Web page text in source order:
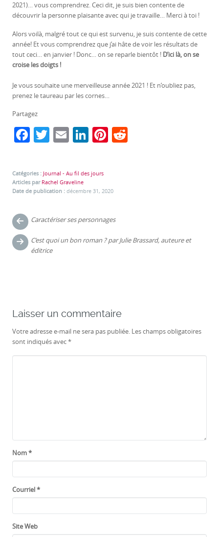
2021)… vous comprendrez. Ceci dit, je suis bien contente de
découvrir la personne plaisante avec qui je travaille… Merci à toi !
Alors voilà, malgré tout ce qui est survenu, je suis contente de cette
année! Et vous comprendrez que j’ai hâte de voir les résultats de
tout ceci… en janvier ! Donc… on se reparle bientôt ! D’ici là, on se
croise les doigts !
Je vous souhaite une merveilleuse année 2021 ! Et n’oubliez pas,
prenez le taureau par les cornes…
Partagez
F
c
e
b
o
o
k
T
itt
er
E
ai
l
Li
k
e
dI
n
Pi
st
Catégories : Journal - Au fil des jours
Articles par Rachel Graveline
Date de publication : décembre 31, 2020
Navigation
des
articles
Caractériser ses personnages
C’est quoi un bon roman ? par Julie Brassard, auteure et
éditrice
Laisser un commentaire
Votre adresse e-mail ne sera pas publiée. Les champs obligatoires
sont indiqués avec*
Nom*
Courriel*
Site Web